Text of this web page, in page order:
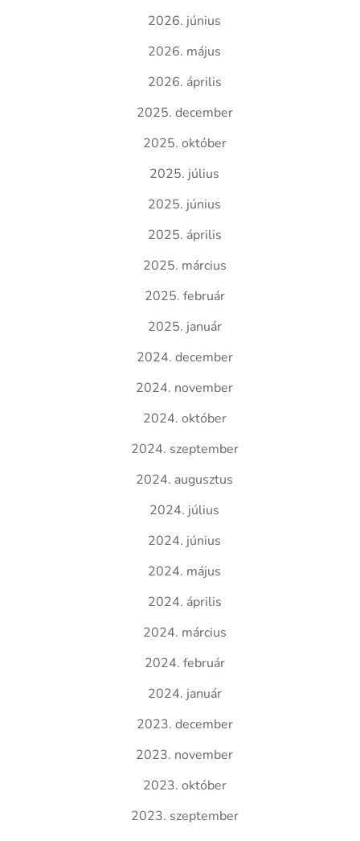
2026. június
2026. május
2026. április
2025. december
2025. október
2025. július
2025. június
2025. április
2025. március
2025. február
2025. január
2024. december
2024. november
2024. október
2024. szeptember
2024. augusztus
2024. július
2024. június
2024. május
2024. április
2024. március
2024. február
2024. január
2023. december
2023. november
2023. október
2023. szeptember